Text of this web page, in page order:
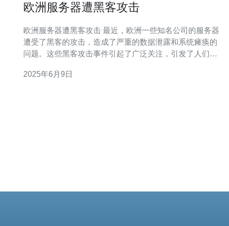
欧洲服务器遭黑客攻击
欧洲服务器遭黑客攻击 最近，欧洲一些知名公司的服务器
遭受了黑客的攻击，造成了严重的数据泄露和系统瘫痪的
问题。这些黑客攻击事件引起了广泛关注，引发了人们对
这些公司的服务器，然后窃取了大量敏感数据，包括个人
2025年6月9日